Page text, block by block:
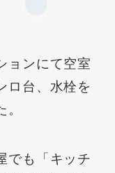
ョンにて空室
ロ台、水栓を
でも「キッチ